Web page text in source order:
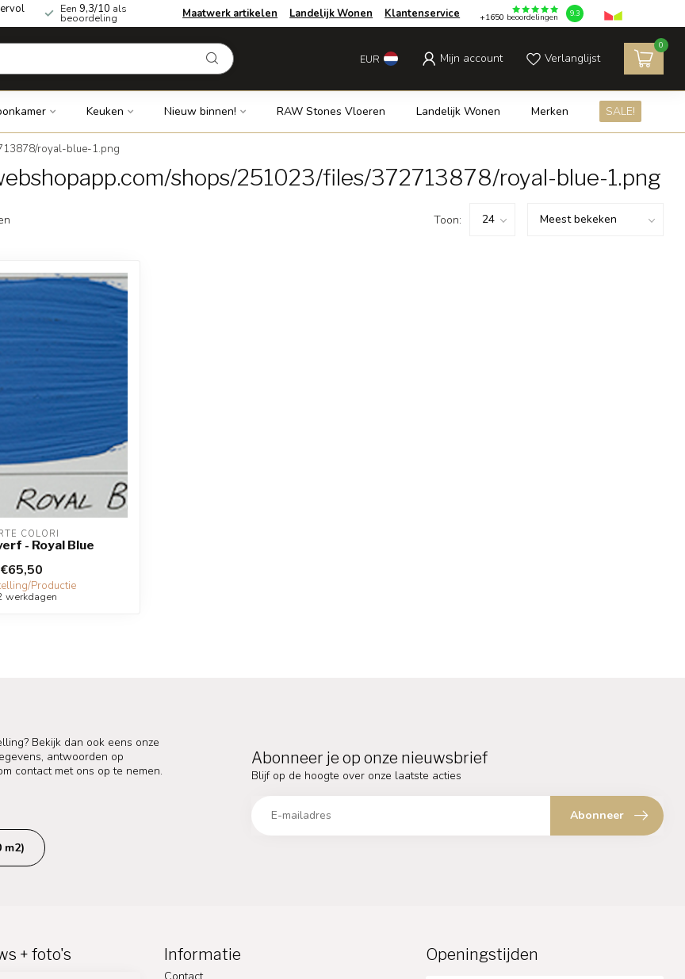
Een 9,3/10 als
beoordeling Maatwerk artikelen Landelijk Wonen Klantenservice +1650 beoordelingen 9.3
EUR Mijn account Verlanglijst
0
Keuken Nieuw binnen! RAW Stones Vloeren Landelijk Wonen Merken SALE!
royal-blue-1.png
shops/251023/files/372713878/royal-blue-1.png
Toon:
COLORI
- Royal Blue
€65,50
Productie
werkdagen
Bekijk dan ook eens onze
antwoorden op
contact met ons op te nemen.
m2)
Abonneer je op onze nieuwsbrief
Blijf op de hoogte over onze laatste acties
Abonneer
+ foto's Informatie Openingstijden